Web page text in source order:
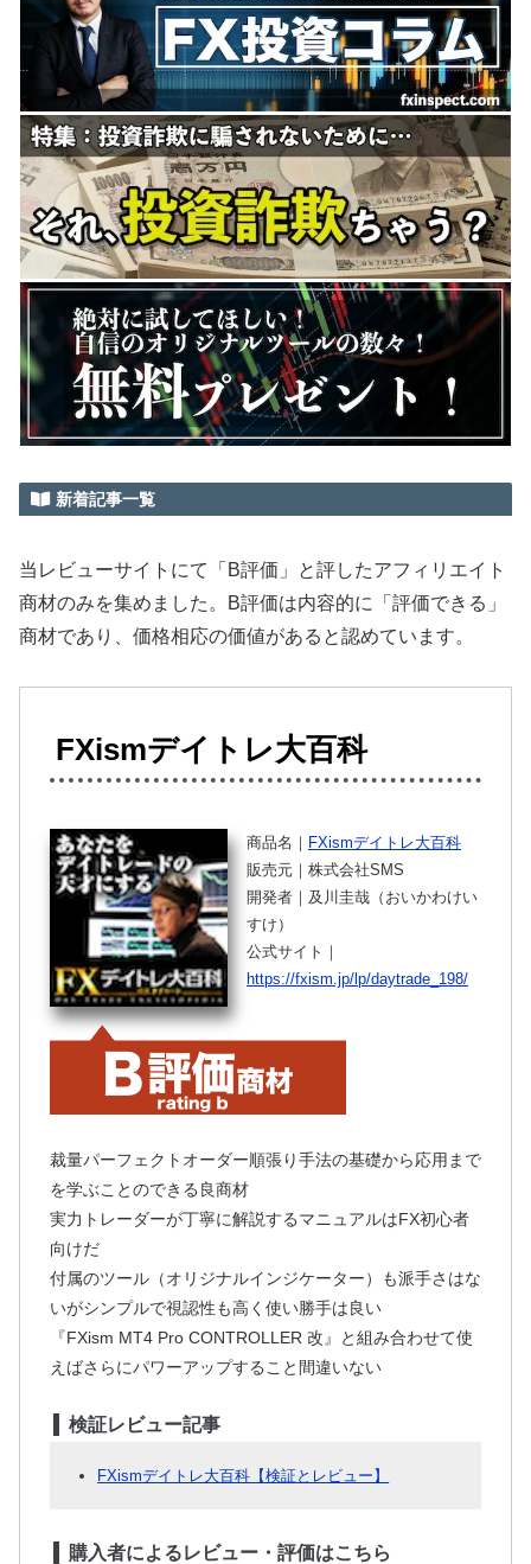
新着記事一覧
当レビューサイトにて「B評価」と評したアフィリエイト
商材のみを集めました。B評価は内容的に「評価できる」
商材であり、価格相応の価値があると認めています。
FXismデイトレ大百科
商品名｜ FXismデイトレ大百科
販売元｜株式会社SMS
開発者｜及川圭哉（おいかわけい
すけ）
公式サイト｜
https://fxism.jp/lp/daytrade_198/
裁量パーフェクトオーダー順張り手法の基礎から応用まで
を学ぶことのできる良商材
実力トレーダーが丁寧に解説するマニュアルはFX初心者
向けだ
付属のツール（オリジナルインジケーター）も派手さはな
いがシンプルで視認性も高く使い勝手は良い
『FXism MT4 Pro CONTROLLER 改』と組み合わせて使
えばさらにパワーアップすること間違いない
検証レビュー記事
FXismデイトレ大百科【検証とレビュー】
購入者によるレビュー・評価はこちら